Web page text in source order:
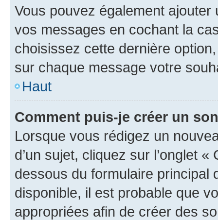
Vous pouvez également
vos messages en cochant la
choisissez cette dernière
sur chaque message votre
Haut
Comment puis-je créer un
Lorsque vous rédigez un
d’un sujet, cliquez sur l’onglet
dessous du formulaire principal
disponible, il est probable que
appropriées afin de créer des